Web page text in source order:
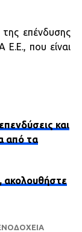
επένδυσης
Ε.Ε., που είναι
και
από τα
ακολουθήστε